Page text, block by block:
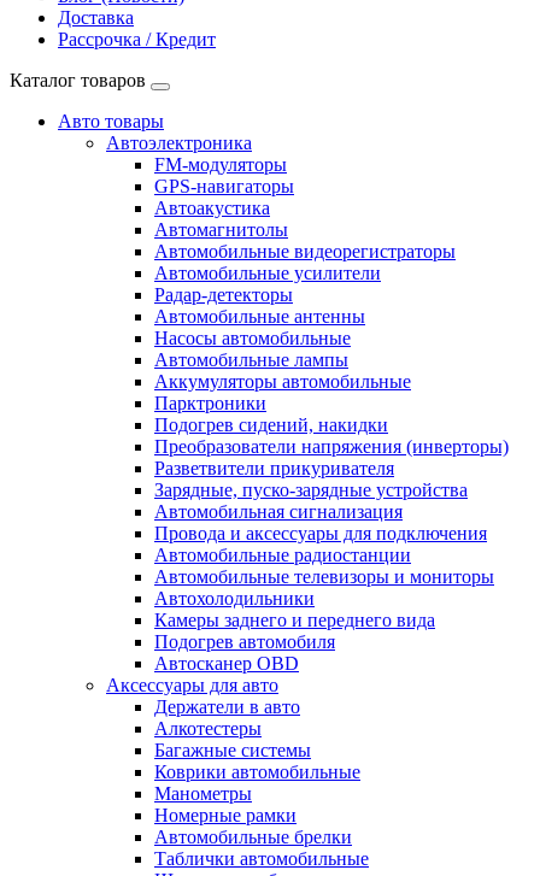
Доставка
Рассрочка / Кредит
Каталог товаров
Авто товары
Автоэлектроника
FM-модуляторы
GPS-навигаторы
Автоакустика
Автомагнитолы
Автомобильные видеорегистраторы
Автомобильные усилители
Радар-детекторы
Автомобильные антенны
Насосы автомобильные
Автомобильные лампы
Аккумуляторы автомобильные
Парктроники
Подогрев сидений, накидки
Преобразователи напряжения (инверторы)
Разветвители прикуривателя
Зарядные, пуско-зарядные устройства
Автомобильная сигнализация
Провода и аксессуары для подключения
Автомобильные радиостанции
Автомобильные телевизоры и мониторы
Автохолодильники
Камеры заднего и переднего вида
Подогрев автомобиля
Автосканер OBD
Аксессуары для авто
Держатели в авто
Алкотестеры
Багажные системы
Коврики автомобильные
Манометры
Номерные рамки
Автомобильные брелки
Таблички автомобильные